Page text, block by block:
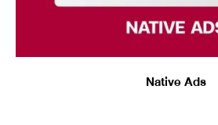
Native Ads